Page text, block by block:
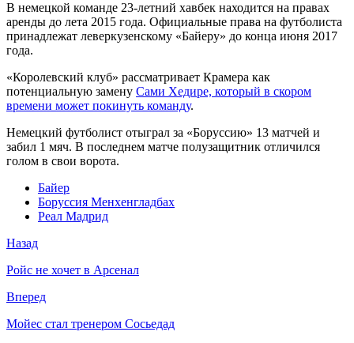
В немецкой команде 23-летний хавбек находится на правах
аренды до лета 2015 года. Официальные права на футболиста
принадлежат леверкузенскому «Байеру» до конца июня 2017
года.
«Королевский клуб» рассматривает Крамера как
потенциальную замену Сами Хедире, который в скором
времени может покинуть команду.
Немецкий футболист отыграл за «Боруссию» 13 матчей и
забил 1 мяч. В последнем матче полузащитник отличился
голом в свои ворота.
Байер
Боруссия Менхенгладбах
Реал Мадрид
Назад
Ройс не хочет в Арсенал
Вперед
Мойес стал тренером Сосьедад